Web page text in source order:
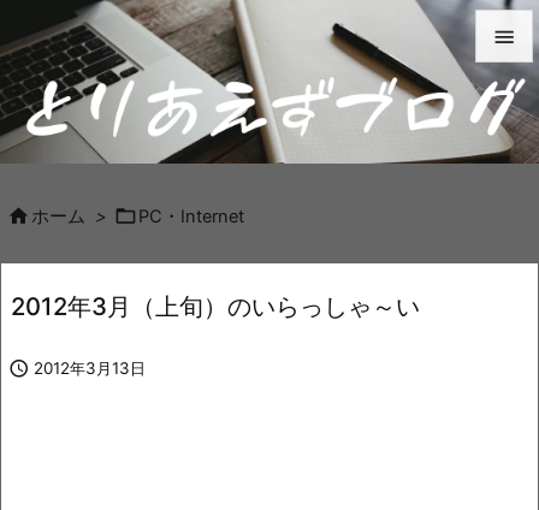


メニュ

 ホーム > PC・Internet
2012年3月（上旬）のいらっしゃ～い
 2012年3月13日